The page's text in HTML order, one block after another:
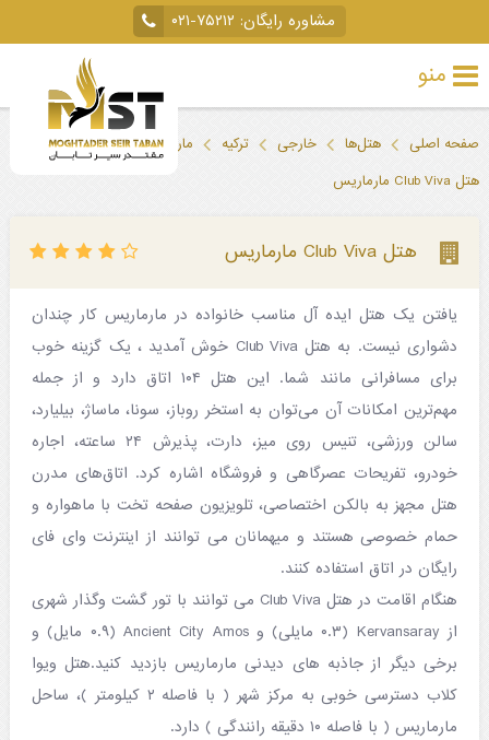
مشاوره رایگان: ۰۲۱-۷۵۲۱۲
منو
داخلی
لحظه
آخری
جاذبه‌های
گردشگری
صفحه اصلی هتل‌ها خارجی ترکیه
مارماریس
هتل Club Viva مارماریس
هتل Club Viva مارماریس
یافتن یک هتل ایده آل مناسب خانواده در مارماریس کار چندان
دشواری نیست. به هتل Club Viva خوش آمدید ، یک گزینه خوب
برای مسافرانی مانند شما. این هتل ۱۰۴ اتاق دارد و از جمله
مهم‌ترین امکانات آن می‌توان به استخر روباز، سونا، ماساژ، بیلیارد،
سالن ورزشی، تنیس روی میز، دارت، پذیرش ۲۴ ساعته، اجاره
خودرو، تفریحات عصرگاهی و فروشگاه اشاره کرد. اتاق‌های مدرن
هتل مجهز به بالکن اختصاصی، تلویزیون صفحه تخت با ماهواره و
حمام خصوصی هستند و میهمانان می توانند از اینترنت وای فای
رایگان در اتاق استفاده کنند.
هنگام اقامت در هتل Club Viva می توانند با تور گشت وگذار شهری
از Kervansaray (۰.۳ مایلی) و Ancient City Amos (۰.۹ مایل) و
برخی دیگر از جاذبه های دیدنی مارماریس بازدید کنید.هتل ویوا
کلاب دسترسی خوبی به مرکز شهر ( با فاصله ۲ کیلومتر )، ساحل
مارماریس ( با فاصله ۱۰ دقیقه رانندگی ) دارد.